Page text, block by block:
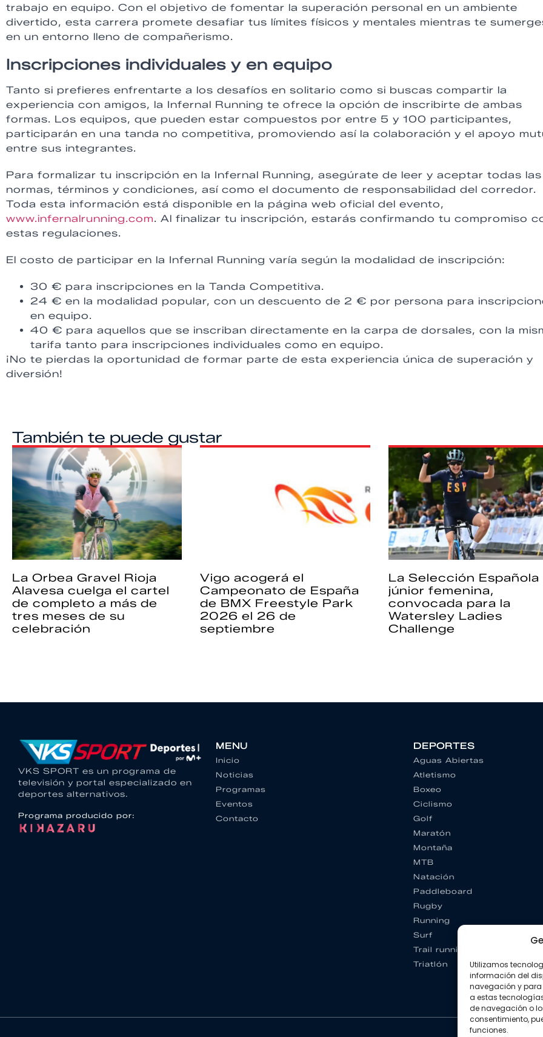
Utilizamos
información del
navegación y para
a estas
de navegación o
consentimiento,
funciones.
trabajo en equipo. Con el objetivo de fomentar la superación personal en un ambiente
divertido, esta carrera promete desafiar tus límites físicos y mentales mientras te
en un entorno lleno de compañerismo.
Inscripciones individuales y en equipo
Tanto si prefieres enfrentarte a los desafíos en solitario como si buscas compartir la
experiencia con amigos, la Infernal Running te ofrece la opción de inscribirte de ambas
formas. Los equipos, que pueden estar compuestos por entre 5 y 100 participantes,
participarán en una tanda no competitiva, promoviendo así la colaboración y el apoyo
entre sus integrantes.
Para formalizar tu inscripción en la Infernal Running, asegúrate de leer y aceptar todas las
normas, términos y condiciones, así como el documento de responsabilidad del corredor.
Toda esta información está disponible en la página web oficial del evento,
www.infernalrunning.com. Al finalizar tu inscripción, estarás confirmando tu compromiso
estas regulaciones.
El costo de participar en la Infernal Running varía según la modalidad de inscripción:
30 € para inscripciones en la Tanda Competitiva.
24 € en la modalidad popular, con un descuento de 2 € por persona para
en equipo.
40 € para aquellos que se inscriban directamente en la carpa de dorsales, con la
tarifa tanto para inscripciones individuales como en equipo.
¡No te pierdas la oportunidad de formar parte de esta experiencia única de superación y
diversión!
También te puede gustar
La Orbea Gravel Rioja
Alavesa cuelga el cartel
de completo a más de
tres meses de su
celebración
Vigo acogerá el
Campeonato de España
de BMX Freestyle Park
2026 el 26 de
septiembre
La Selección Española
júnior femenina,
convocada para la
Watersley Ladies
Challenge
VKS SPORT es un programa de
televisión y portal especializado en
deportes alternativos.
Programa producido por:
MENU
Inicio
Noticias
Programas
Eventos
Contacto
DEPORTES
Aguas Abiertas
Atletismo
Boxeo
Ciclismo
Golf
Maratón
Montaña
MTB
Natación
Paddleboard
Rugby
Running
Surf
Trail running
Triatlón